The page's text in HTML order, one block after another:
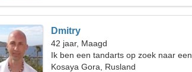
Dmitry
42 jaar, Maagd
Ik ben een tandarts op zoek naar een
bijzondere vrouw
Kosaya Gora, Rusland